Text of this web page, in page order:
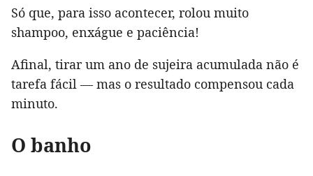
Só que, para isso acontecer, rolou muito
shampoo, enxágue e paciência!
Afinal, tirar um ano de sujeira acumulada não é
tarefa fácil — mas o resultado compensou cada
minuto.
O banho